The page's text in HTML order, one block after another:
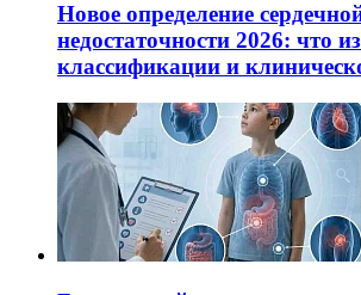
Новое определение
недостаточности 2026: что
классификации и